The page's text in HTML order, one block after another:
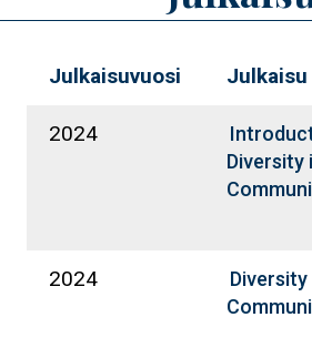
Julkaisuvuosi Julkaisu
2024
Diversity
2024
Diversity